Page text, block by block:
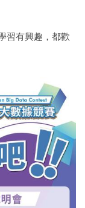
習有興趣，都歡